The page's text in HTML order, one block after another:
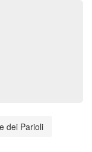
dei Parioli